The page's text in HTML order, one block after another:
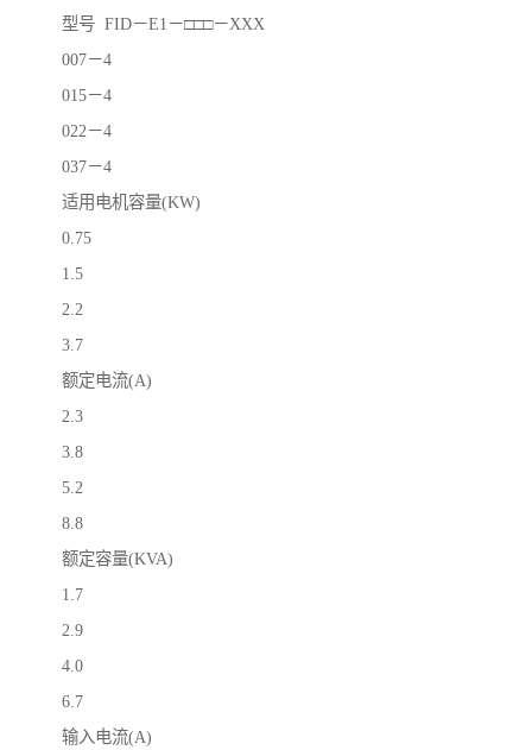
型号 FID－E1－□□□－XXX
007－4
015－4
022－4
037－4
适用电机容量(KW)
0.75
1.5
2.2
3.7
额定电流(A)
2.3
3.8
5.2
8.8
额定容量(KVA)
1.7
2.9
4.0
6.7
输入电流(A)